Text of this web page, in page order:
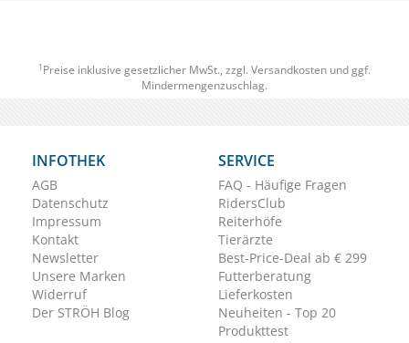
1 Preise inklusive gesetzlicher MwSt., zzgl. Versandkosten und ggf.
Mindermengenzuschlag.
INFOTHEK
AGB
Datenschutz
Impressum
Kontakt
Newsletter
Unsere Marken
Widerruf
Der STRÖH Blog
SERVICE
FAQ - Häufige Fragen
RidersClub
Reiterhöfe
Tierärzte
Best-Price-Deal ab € 299
Futterberatung
Lieferkosten
Neuheiten - Top 20
Produkttest